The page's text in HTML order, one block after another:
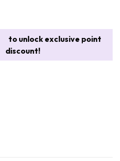
to unlock exclusive point
discount!